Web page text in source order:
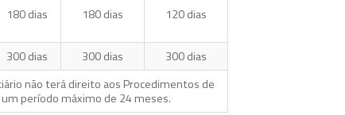
180 dias 180 dias 120 dias
300 dias 300 dias
300 dias
não terá direito aos Procedimentos de
período máximo de 24 meses.